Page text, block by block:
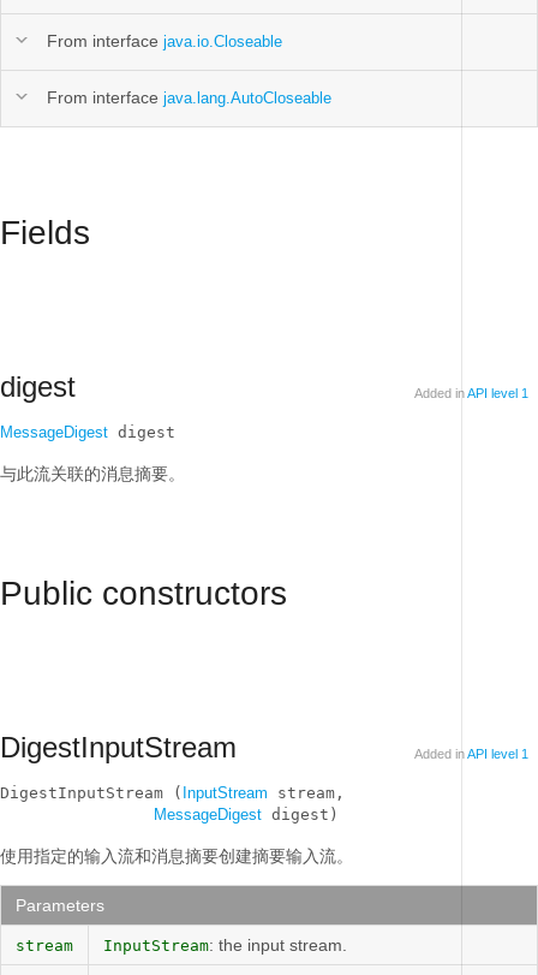
From interface java.io.Closeable
From interface java.lang.AutoCloseable
Fields
digest Added inAPI level 1
MessageDigest digest
与此流关联的消息摘要。
Public constructors
DigestInputStream Added inAPI level 1
DigestInputStream ( InputStream stream,
MessageDigest digest)
使用指定的输入流和消息摘要创建摘要输入流。
Parameters
stream InputStream: the input stream.